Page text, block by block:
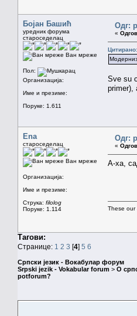
Бојан Башић
уредник форума
староседелац
Ван мреже
Пол:
Организација:
Име и презиме:
Поруке: 1.611
Одг:
«
Sve su
primer),
Ena
староседелац
Ван мреже
Организација:
Име и презиме:
Струка: filolog
Поруке: 1.114
Одг:
«
А-ха,
These our
Тагови:
Странице: 1 2 3 [4] 5 6
Српски језик - Вокабулар форум
Srpski jezik - Vokabular forum > О
potforum?